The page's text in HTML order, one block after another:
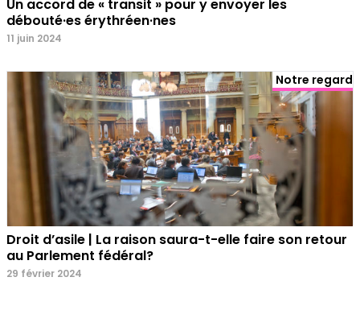
Un accord de « transit » pour y envoyer les
débouté·es érythréen·nes
11 juin 2024
Notre regard
Droit d’asile | La raison saura-t-elle faire son retour
au Parlement fédéral?
29 février 2024